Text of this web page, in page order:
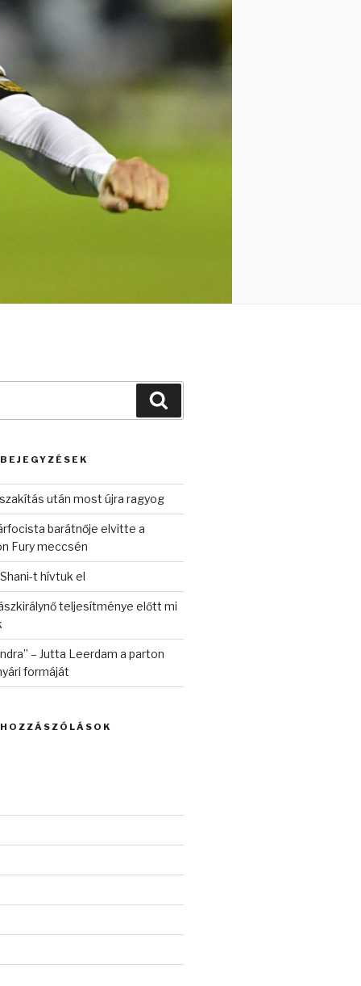
után most újra ragyog
barátnője elvitte a
Fury meccsén
t hívtuk el
teljesítménye előtt mi
– Jutta Leerdam a parton
formáját